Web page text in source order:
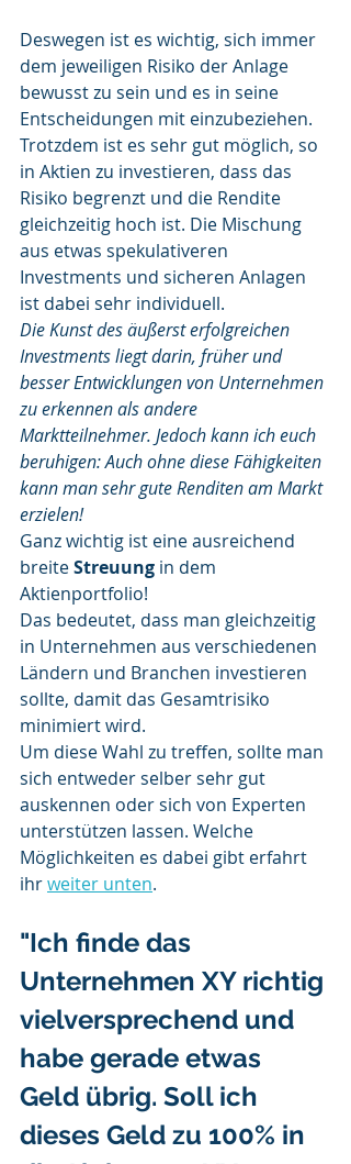
Deswegen ist es wichtig, sich immer
dem jeweiligen Risiko der Anlage
bewusst zu sein und es in seine
Entscheidungen mit einzubeziehen.
Trotzdem ist es sehr gut möglich, so
in Aktien zu investieren, dass das
Risiko begrenzt und die Rendite
gleichzeitig hoch ist. Die Mischung
aus etwas spekulativeren
Investments und sicheren Anlagen
ist dabei sehr individuell.
Die Kunst des äußerst erfolgreichen
Investments liegt darin, früher und
besser Entwicklungen von Unternehmen
zu erkennen als andere
Marktteilnehmer. Jedoch kann ich euch
beruhigen: Auch ohne diese Fähigkeiten
kann man sehr gute Renditen am Markt
erzielen!
Ganz wichtig ist eine ausreichend
breite Streuung in dem
Aktienportfolio!
Das bedeutet, dass man gleichzeitig
in Unternehmen aus verschiedenen
Ländern und Branchen investieren
sollte, damit das Gesamtrisiko
minimiert wird.
Um diese Wahl zu treffen, sollte man
sich entweder selber sehr gut
auskennen oder sich von Experten
unterstützen lassen. Welche
Möglichkeiten es dabei gibt erfahrt
ihr weiter unten.
"Ich finde das
Unternehmen XY richtig
vielversprechend und
habe gerade etwas
Geld übrig. Soll ich
dieses Geld zu 100% in